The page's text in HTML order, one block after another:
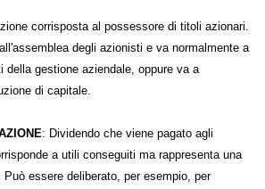
corrisposta al possessore di titoli azionari.
degli azionisti e va normalmente a
della gestione aziendale, oppure va a
di capitale.
: Dividendo che viene pagato agli
a utili conseguiti ma rappresenta una
essere deliberato, per esempio, per